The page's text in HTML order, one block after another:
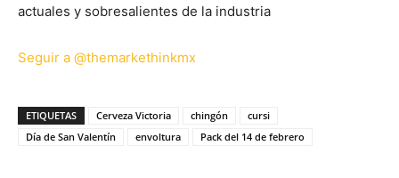
actuales y sobresalientes de la industria
Seguir a @themarkethinkmx
ETIQUETAS Cerveza Victoria chingón
cursi
Día de San Valentín
envoltura Pack del 14 de febrero